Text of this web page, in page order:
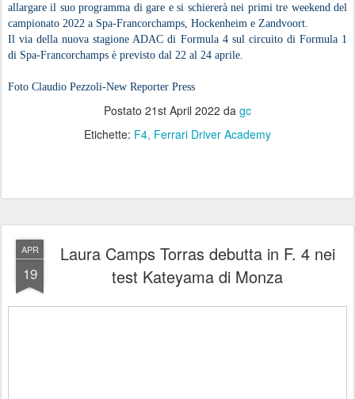
allargare il suo programma di gare e si schiererà nei primi tre weekend del
campionato 2022 a Spa-Francorchamps, Hockenheim e Zandvoort.
Il via della nuova stagione ADAC di Formula 4 sul circuito di Formula 1
di Spa-Francorchamps è previsto dal 22 al 24 aprile.
Foto Claudio Pezzoli-New Reporter Press
Postato 21st April 2022 da gc
Etichette: F4 Ferrari Driver Academy
APR
19
Laura Camps Torras debutta in F. 4 nei
test Kateyama di Monza